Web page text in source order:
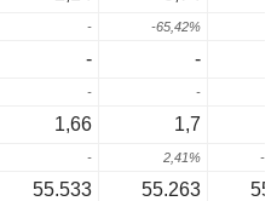
- -65,42%
- -
- -
1,66 1,7
- 2,41% -
55.533 55.263